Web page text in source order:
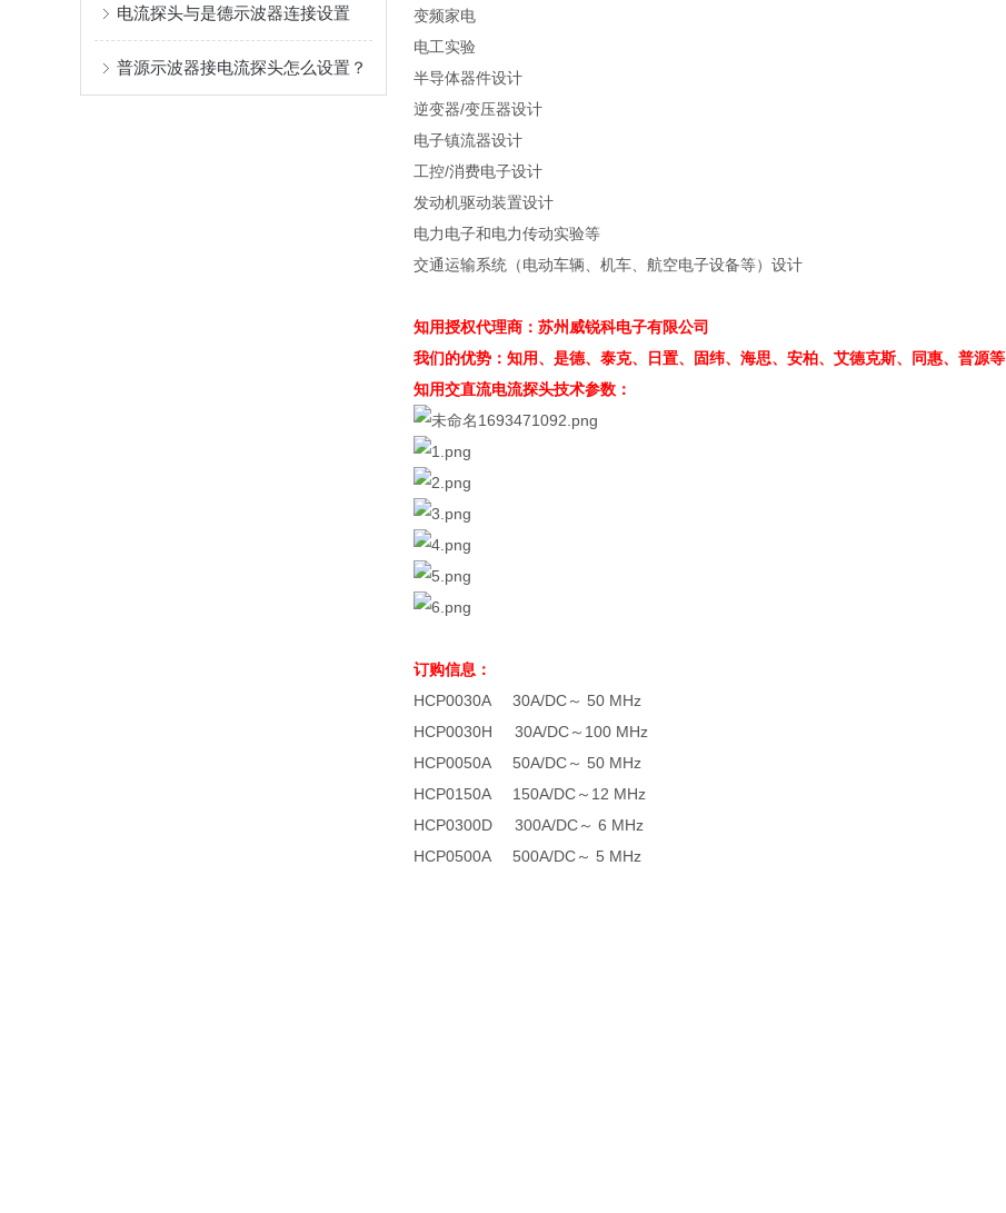
电流探头与是德示波器连接设置
普源示波器接电流探头怎么设置？
变频家电
电工实验
半导体器件设计
逆变器/变压器设计
电子镇流器设计
工控/消费电子设计
发动机驱动装置设计
电力电子和电力传动实验等
交通运输系统（电动车辆、机车、航空电子设备等）设计
知用授权代理商：苏州威锐科电子有限公司
我们的优势：知用、是德、泰克、日置、固纬、海思、安柏、艾德克斯、同惠、普源等
知用交直流电流探头技术参数：
订购信息：
HCP0030A 30A/DC～ 50 MHz
HCP0030H 30A/DC～ 100 MHz
HCP0050A 50A/DC～ 50 MHz
HCP0150A 150A/DC～ 12 MHz
HCP0300D 300A/DC～ 6 MHz
HCP0500A 500A/DC～ 5 MHz